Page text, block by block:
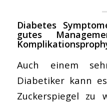
Diabetes
gutes
Auch einem
Diabetiker kann
Zuckerspiegel zu